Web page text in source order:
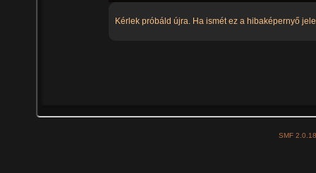
Kérlek próbáld újra. Ha ismét ez a hibaképernyő
SMF 2.0.18